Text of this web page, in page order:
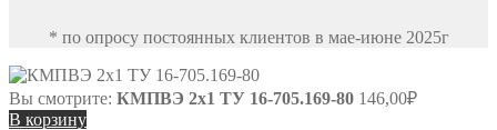
* по опросу постоянных клиентов в мае-июне 2025г
Вы смотрите: КМПВЭ 2х1 ТУ 16-705.169-80 146,00₽
В корзину